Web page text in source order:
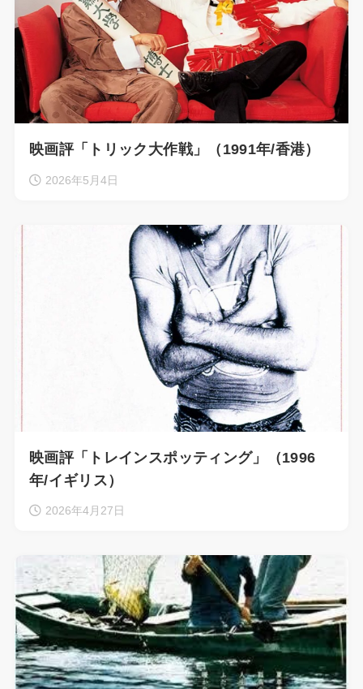
映画評「トリック大作戦」（1991年/香港）
2026年5月4日
映画評「トレインスポッティング」（1996
年/イギリス）
2026年4月27日